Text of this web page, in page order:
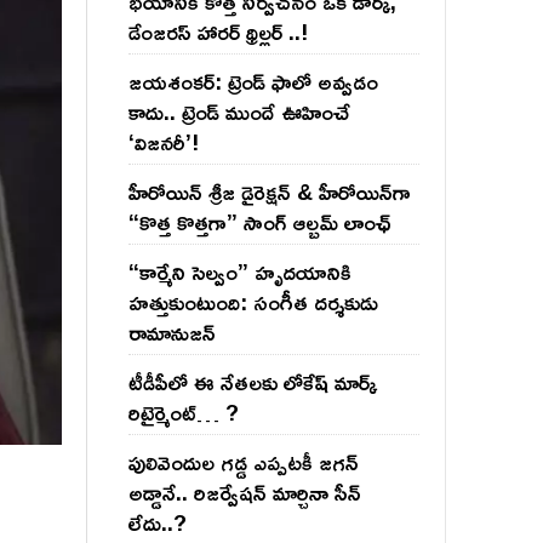
డేంజరస్ హారర్ థ్రిల్లర్ ..!
జయశంకర్: ట్రెండ్‌ ఫాలో అవ్వడం
కాదు.. ట్రెండ్‌ ముందే ఊహించే
‘విజనరీ’!
హీరోయిన్ శ్రీజ డైరెక్ష‌న్ & హీరోయిన్‌గా
“కొత్త కొత్తగా” సాంగ్ ఆల్బమ్ లాంఛ్
“కార్మేని సెల్వం” హృదయానికి
హత్తుకుంటుంది: సంగీత దర్శకుడు
రామానుజన్
టీడీపీలో ఈ నేత‌ల‌కు లోకేష్ మార్క్
రిటైర్మెంట్‌… ?
పులివెందుల గ‌డ్డ ఎప్ప‌ట‌కీ జ‌గ‌న్
అడ్డానే.. రిజ‌ర్వేష‌న్ మార్చినా సీన్
లేదు..?